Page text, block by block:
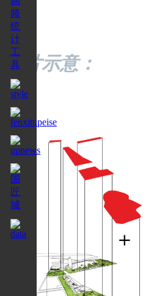
图片示意：